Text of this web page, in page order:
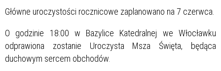
Główne uroczystości rocznicowe zaplanowano na 7 czerwca.
O godzinie 18:00 w Bazylice Katedralnej we Włocławku
odprawiona zostanie Uroczysta Msza Święta, będąca
duchowym sercem obchodów.